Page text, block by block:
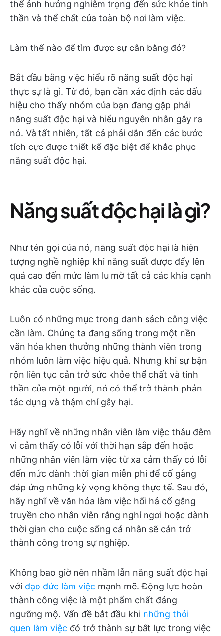
thể ảnh hưởng nghiêm trọng đến sức khỏe tinh
thần và thể chất của toàn bộ nơi làm việc.
Làm thế nào để tìm được sự cân bằng đó?
Bắt đầu bằng việc hiểu rõ năng suất độc hại
thực sự là gì. Từ đó, bạn cần xác định các dấu
hiệu cho thấy nhóm của bạn đang gặp phải
năng suất độc hại và hiểu nguyên nhân gây ra
nó. Và tất nhiên, tất cả phải dẫn đến các bước
tích cực được thiết kế đặc biệt để khắc phục
năng suất độc hại.
Năng suất độc hại là gì?
Như tên gọi của nó, năng suất độc hại là hiện
tượng nghề nghiệp khi năng suất được đẩy lên
quá cao đến mức làm lu mờ tất cả các khía cạnh
khác của cuộc sống.
Luôn có những mục trong danh sách công việc
cần làm. Chúng ta đang sống trong một nền
văn hóa khen thưởng những thành viên trong
nhóm luôn làm việc hiệu quả. Nhưng khi sự bận
rộn liên tục cản trở sức khỏe thể chất và tinh
thần của một người, nó có thể trở thành phản
tác dụng và thậm chí gây hại.
Hãy nghĩ về những nhân viên làm việc thâu đêm
vì cảm thấy có lỗi với thời hạn sắp đến hoặc
những nhân viên làm việc từ xa cảm thấy có lỗi
đến mức dành thời gian miễn phí để cố gắng
đáp ứng những kỳ vọng không thực tế. Sau đó,
hãy nghĩ về văn hóa làm việc hối hả cố gắng
truyền cho nhân viên rằng nghỉ ngơi hoặc dành
thời gian cho cuộc sống cá nhân sẽ cản trở
thành công trong sự nghiệp.
Không bao giờ nên nhầm lẫn năng suất độc hại
với đạo đức làm việc mạnh mẽ. Động lực hoàn
thành công việc là một phẩm chất đáng
ngưỡng mộ. Vấn đề bắt đầu khi những thói
quen làm việc đó trở thành sự bất lực trong việc